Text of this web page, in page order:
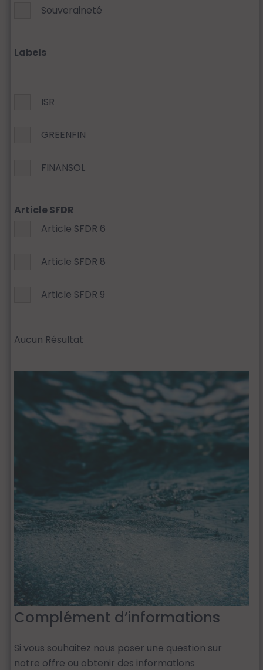
Souveraineté
Labels
ISR
GREENFIN
FINANSOL
Article SFDR
Article SFDR 6
Article SFDR 8
Article SFDR 9
Aucun Résultat
Complément d’informations
Si vous souhaitez nous poser une question sur
notre offre ou obtenir des informations